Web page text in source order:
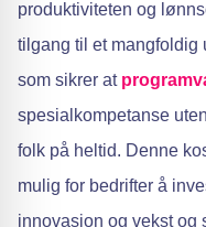
produktiviteten og
tilgang til et mangfoldig
som sikrer at
spesialkompetanse
folk på heltid. Denne
mulig for bedrifter å
innovasjon og vekst og